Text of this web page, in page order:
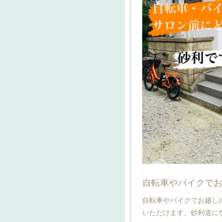
自転車やバイクで
自転車やバイクでお越
いただけます。砂利道